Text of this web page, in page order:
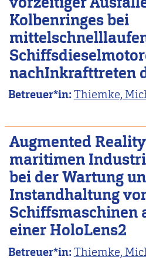
Kolbenringes bei
nachInkrafttreten
Betreuer*in:Thiemke,
Augmented
maritimen
bei der Wartung
Instandhaltung
Schiffsmaschinen
einer HoloLens2
Betreuer*in:Thiemke,